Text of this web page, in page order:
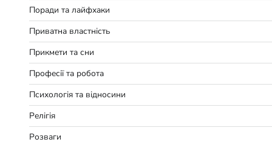
Поради та лайфхаки
Приватна властність
Прикмети та сни
Професії та робота
Психологія та відносини
Релігія
Розваги